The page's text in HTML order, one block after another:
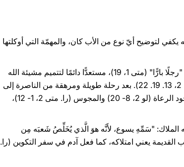
يكفي لتوضيح أيّ نوع من الأب كان، والمهمّة التي أوكلتها
نعلم أنه كان نجّارًا متواضعًا (را. متى 13، 55)، خطّيبَ مريم (را. متى 1، 18؛ لو 1، 27)؛ "رجلًا بارًّا" (متى 1، 19)، مستعدًّا دائمًا لتتميم مشيئة الله
التي تجلّت في شريعته (را. لو 2، 22. 27. 39) ومن خلال أربعة أحلام (را. متى 1، 20؛ 2، 13. 19. 22). بعد رحلة طويلة ومرهقة من الناصرة إلى
بيت لحم، رأى ميلاد المسيح في مِذوَدٍ، لأنه "لم يَكُنْ لَهُما مَوضِعٌ" (لو 2، 7). وشهد سجود الرعاة (لو 2، 8- 20) والمجوس (را. متى 2، 1- 12)،
الملاك: "سَمِّهِ يسوع، لأَنَّه هوَ الَّذي يُخَلِّصُ شَعبَه مِن
القديمة يعني امتلاكه، كما فعل آدم في سفر التكوين (را.